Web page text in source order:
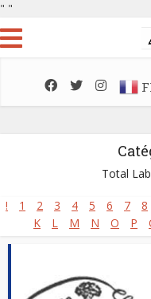
" "
Total
! 1 2 3 4 5 6 7 8
K
L M N O P